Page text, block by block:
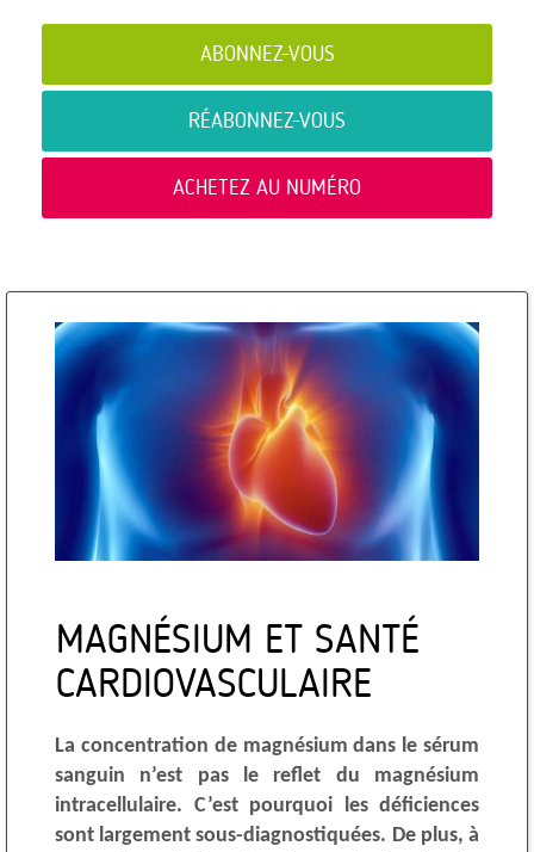
ABONNEZ-VOUS
RÉABONNEZ-VOUS
ACHETEZ AU NUMÉRO
MAGNÉSIUM ET SANTÉ
CARDIOVASCULAIRE
La concentration de magnésium dans le sérum
sanguin n’est pas le reflet du magnésium
intracellulaire. C’est pourquoi les déficiences
sont largement sous-diagnostiquées. De plus, à